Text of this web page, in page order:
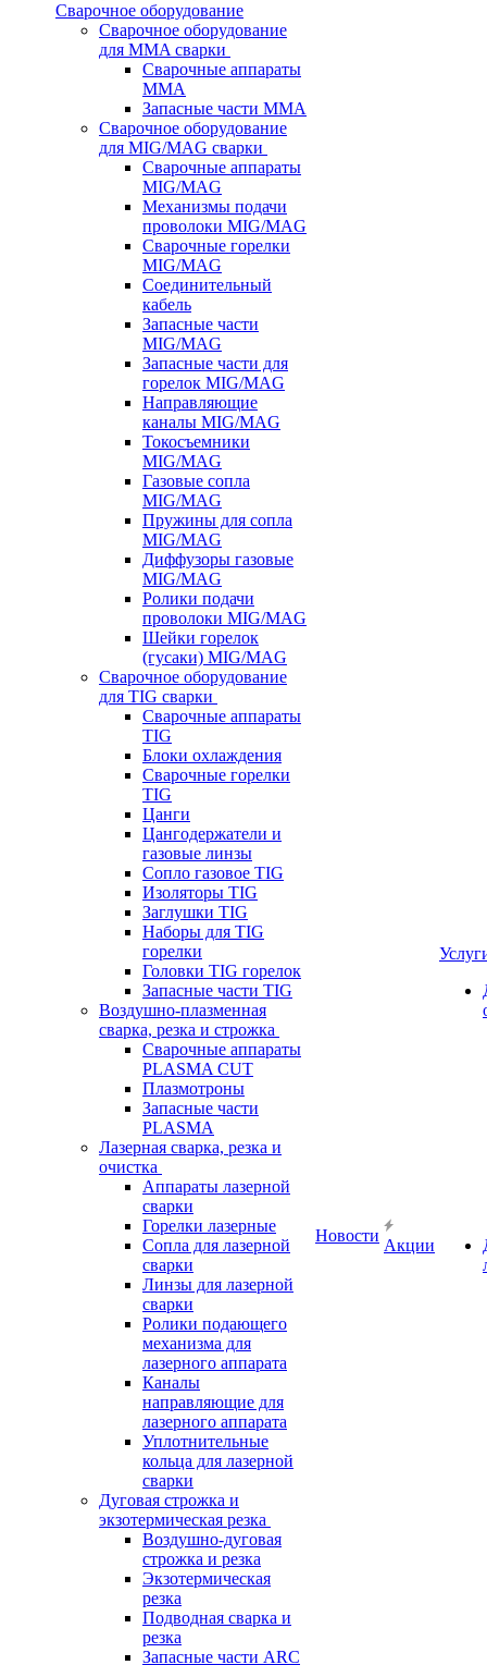
Сварочное оборудование
Сварочное оборудование
для MMA сварки
Сварочные аппараты
MMA
Запасные части MMA
Сварочное оборудование
для MIG/MAG сварки
Сварочные аппараты
MIG/MAG
Механизмы подачи
проволоки MIG/MAG
Сварочные горелки
MIG/MAG
Соединительный
кабель
Запасные части
MIG/MAG
Запасные части для
горелок MIG/MAG
Направляющие
каналы MIG/MAG
Токосъемники
MIG/MAG
Газовые сопла
MIG/MAG
Пружины для сопла
MIG/MAG
Диффузоры газовые
MIG/MAG
Ролики подачи
проволоки MIG/MAG
Шейки горелок
(гусаки) MIG/MAG
Сварочное оборудование
для TIG сварки
Сварочные аппараты
TIG
Блоки охлаждения
Сварочные горелки
TIG
Цанги
Цангодержатели и
газовые линзы
Сопло газовое TIG
Изоляторы TIG
Заглушки TIG
Наборы для TIG
горелки
Головки TIG горелок
Запасные части TIG
Воздушно-плазменная
сварка, резка и строжка
Сварочные аппараты
PLASMA CUT
Плазмотроны
Запасные части
PLASMA
Лазерная сварка, резка и
очистка
Аппараты лазерной
сварки
Горелки лазерные
Сопла для лазерной
сварки
Линзы для лазерной
сварки
Ролики подающего
механизма для
лазерного аппарата
Каналы
направляющие для
лазерного аппарата
Уплотнительные
кольца для лазерной
сварки
Дуговая строжка и
экзотермическая резка
Воздушно-дуговая
строжка и резка
Экзотермическая
резка
Подводная сварка и
резка
Запасные части ARC
Новости
Акции